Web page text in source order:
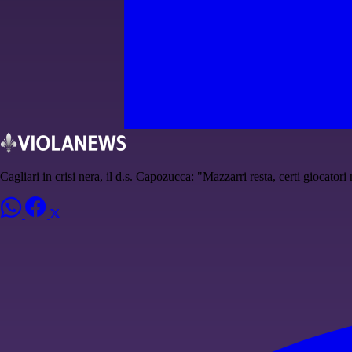
Cagliari in crisi nera, il d.s. Capozucca: "Mazzarri resta, certi giocatori